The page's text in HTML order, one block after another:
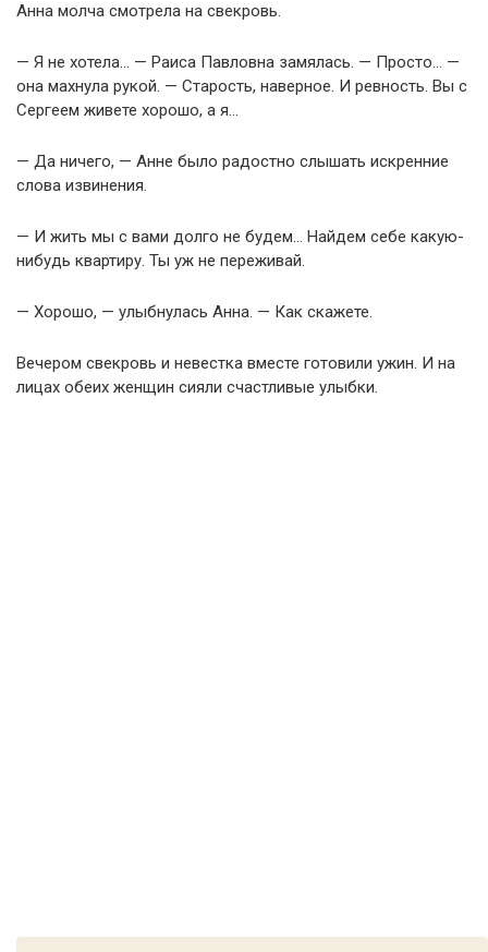
Анна молча смотрела на свекровь.
— Я не хотела… — Раиса Павловна замялась. — Просто… —
она махнула рукой. — Старость, наверное. И ревность. Вы с
Сергеем живете хорошо, а я…
— Да ничего, — Анне было радостно слышать искренние
слова извинения.
— И жить мы с вами долго не будем… Найдем себе какую-
нибудь квартиру. Ты уж не переживай.
— Хорошо, — улыбнулась Анна. — Как скажете.
Вечером свекровь и невестка вместе готовили ужин. И на
лицах обеих женщин сияли счастливые улыбки.